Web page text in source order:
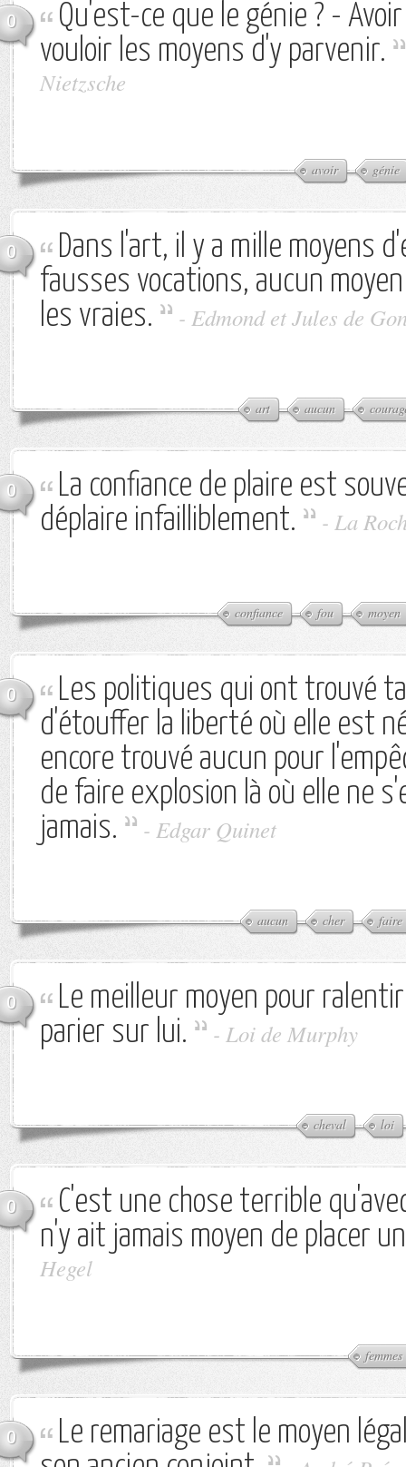
0
Qu'est-ce que le génie ? -
vouloir les moyens d'y parvenir.
Nietzsche
avoir génie
0
Dans l'art, il y a mille moyens
fausses vocations, aucun
les vraies.
- Edmond et Jules de
art aucun
0
La confiance de plaire est
déplaire infailliblement.
- La
confiance fou moyen
0
Les politiques qui ont trouvé
d'étouffer la liberté où elle est
encore trouvé aucun pour
de faire explosion là où elle ne
jamais.
- Edgar Quinet
aucun cher faire
0
Le meilleur moyen pour
parier sur lui.
- Loi de Murphy
cheval loi
0
C'est une chose terrible
n'y ait jamais moyen de placer
Hegel
femmes
0
Le remariage est le moyen